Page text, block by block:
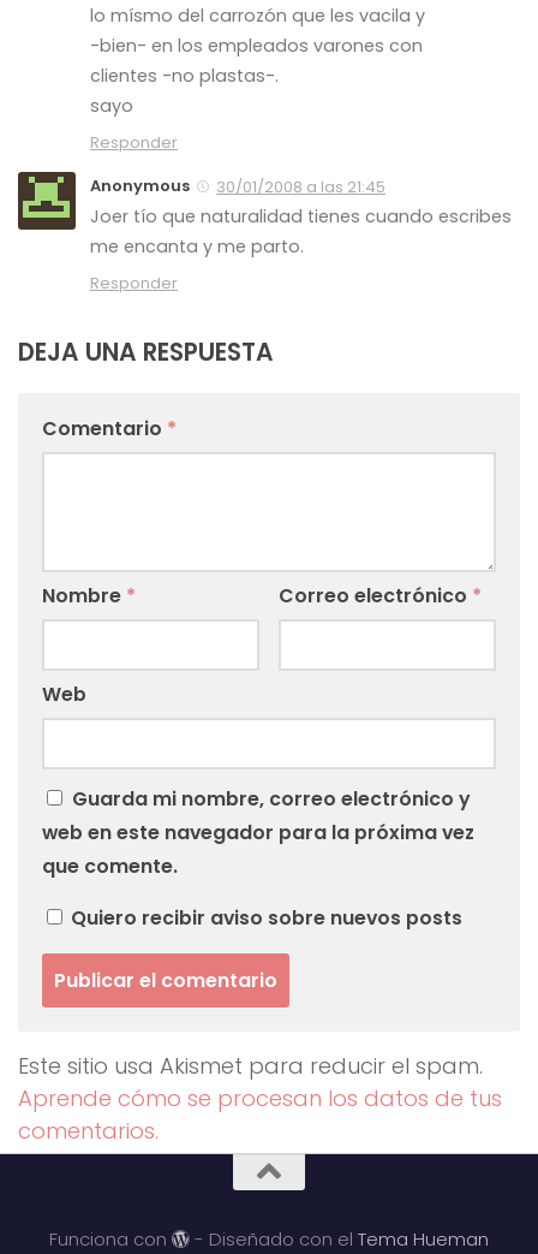
lo mísmo del carrozón que les vacila y
-bien- en los empleados varones con
clientes -no plastas-.
sayo
Responder
Anonymous
30/01/2008 a las 21:45
Joer tío que naturalidad tienes cuando escribes
me encanta y me parto.
Responder
DEJA UNA RESPUESTA
Comentario *
Nombre * Correo electrónico *
Web
Guarda mi nombre, correo electrónico y
web en este navegador para la próxima vez
que comente.
Quiero recibir aviso sobre nuevos posts
Este sitio usa Akismet para reducir el spam.
Aprende cómo se procesan los datos de tus
comentarios.
Funciona con - Diseñado con el Tema Hueman